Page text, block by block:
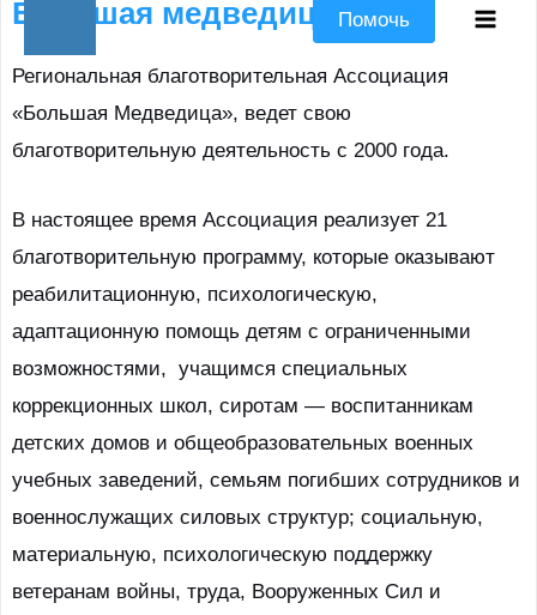
содержимому
Помочь
Большая медведица
Региональная благотворительная Ассоциация
«Большая Медведица», ведет свою
благотворительную деятельность с 2000 года.
В настоящее время Ассоциация реализует 21
благотворительную программу, которые оказывают
реабилитационную, психологическую,
адаптационную помощь детям с ограниченными
возможностями, учащимся специальных
коррекционных школ, сиротам — воспитанникам
детских домов и общеобразовательных военных
учебных заведений, семьям погибших сотрудников и
военнослужащих силовых структур; социальную,
материальную, психологическую поддержку
ветеранам войны, труда, Вооруженных Сил и